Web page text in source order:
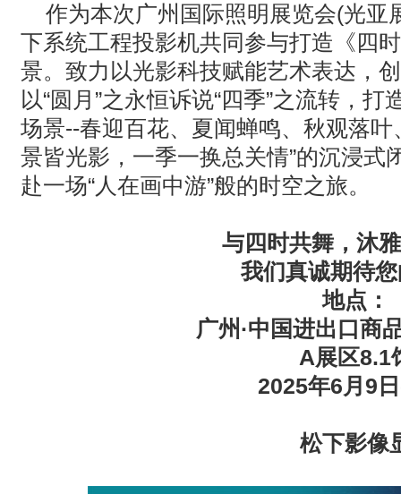
作为本次广州国际照明展览会(光亚
下系统工程投影机共同参与打造《四
景。致力以光影科技赋能艺术表达，
以“圆月”之永恒诉说“四季”之流转，
场景--春迎百花、夏闻蝉鸣、秋观落叶
景皆光影，一季一换总关情”的沉浸式
赴一场“人在画中游”般的时空之旅。
与四时共舞，沐
我们真诚期待
地点：
广州·中国进出口商
A展区8.1
2025年6月 9 日
松下影像